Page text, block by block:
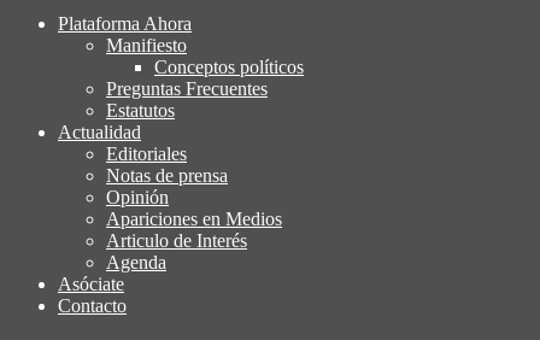
Plataforma Ahora
Igualdad, izquierda cívica,
socialdemocracia, regeneración,
ciudadanía, laicismo, europeísmo
Plataforma Ahora
Manifiesto
Conceptos políticos
Preguntas Frecuentes
Estatutos
Actualidad
Editoriales
Notas de prensa
Opinión
Apariciones en Medios
Articulo de Interés
Agenda
Asóciate
Contacto